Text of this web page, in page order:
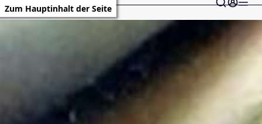
Zum Hauptinhalt der Seite